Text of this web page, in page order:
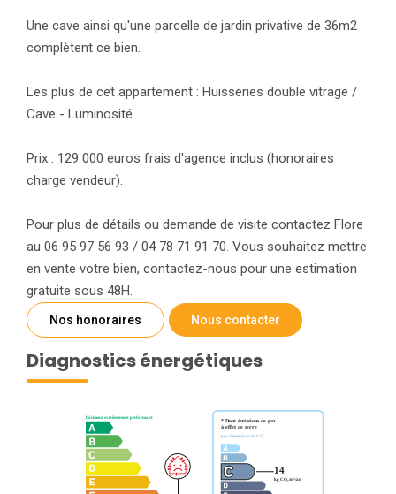
Une cave ainsi qu'une parcelle de jardin privative de 36m2
complètent ce bien.
Les plus de cet appartement : Huisseries double vitrage /
Cave - Luminosité.
Prix : 129 000 euros frais d'agence inclus (honoraires
charge vendeur).
Pour plus de détails ou demande de visite contactez Flore
au 06 95 97 56 93 / 04 78 71 91 70. Vous souhaitez mettre
en vente votre bien, contactez-nous pour une estimation
gratuite sous 48H.
Nos honoraires Nous contacter
Diagnostics énergétiques